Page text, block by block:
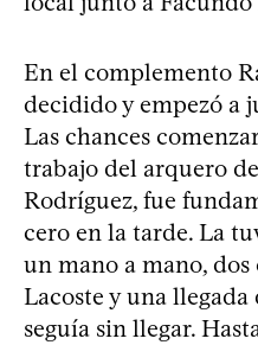
En el complemento
decidido y empezó a
Las chances
trabajo del arquero
Rodríguez, fue
cero en la tarde. La
un mano a mano, dos
Lacoste y una
seguía sin llegar.